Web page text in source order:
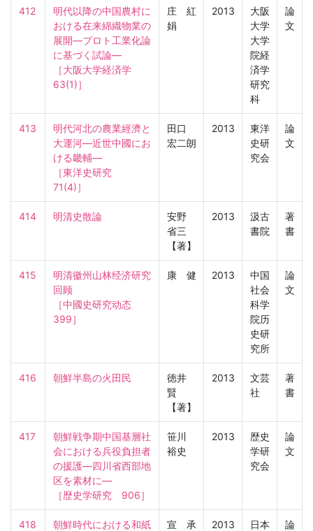
412
明代以降の中国農村に
おける在来綿織物業の
展開―プロト工業化論
に基づく試論―
［大阪大学経済学
63(1)］
庄 紅
娟
2013
大阪
大学
大学
院経
済学
研究
科
論
文
413
明代河北の農業經濟と
大運河―近世中國にお
ける畿輔―
［東洋史研究
71(4)］
田口
宏二朗
2013
東洋
史研
究会
論
文
414 明清史散論
安野
省三
【著】
2013
汲古
書院
著
書
415
明清徽州山林经济研究
回顾
［中國史研究动态
399］
康 健 2013
中国
社会
科学
院历
史研
究所
論
文
416 朝鮮半島の火田民
徳井
賢
【著】
2013
文芸
社
著
書
417
朝鮮戦争期中国基層社
会における兵役負担者
の援護―四川省西部地
区を素材に―
［歴史学研究　906］
笹川
裕史
2013
歴史
学研
究会
論
文
418 朝鮮時代における和紙 宣 承 2013 日本 論